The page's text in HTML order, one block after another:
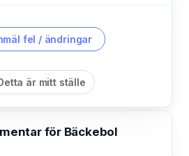
fel / ändringar
är mitt ställe
för Bäckebol